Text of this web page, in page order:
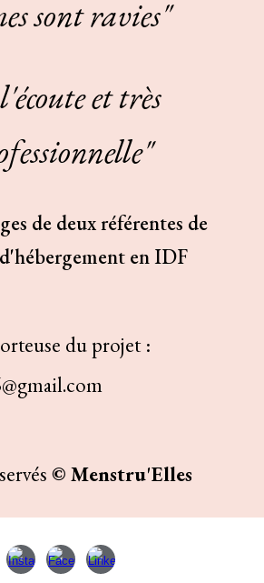
sont ravies"
et très
de deux référentes de
en IDF
du projet :
© Menstru'Elles